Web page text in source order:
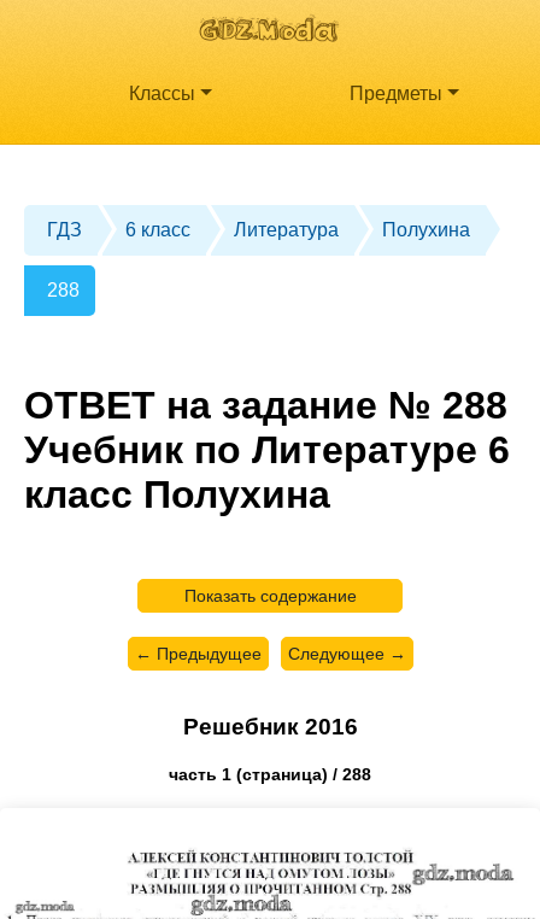
Классы Предметы
ГДЗ 6 класс Литература Полухина
288
ОТВЕТ на задание № 288
Учебник по Литературе 6
класс Полухина
Показать содержание
← Предыдущее Следующее →
Решебник 2016
часть 1 (страница) / 288